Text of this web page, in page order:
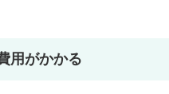
用がかかる